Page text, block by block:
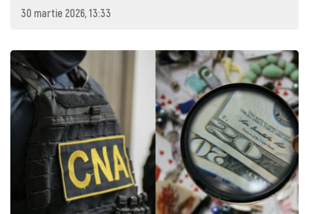
30 martie 2026, 13:33